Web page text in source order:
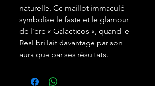
naturelle. Ce maillot immaculé
symbolise le faste et le glamour
de l’ère « Galacticos », quand le
Real brillait davantage par son
aura que par ses résultats.